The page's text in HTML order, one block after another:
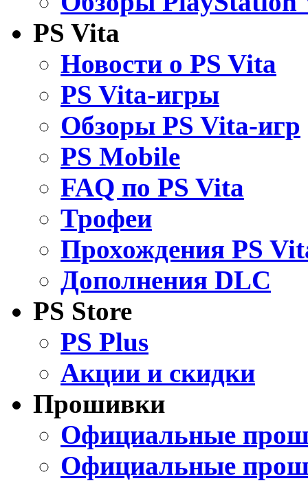
PS Vita
Новости о PS Vita
PS Vita-игры
Обзоры PS Vita-игр
PS Mobile
FAQ по PS Vita
Трофеи
Прохождения PS
Дополнения DLC
PS Store
PS Plus
Акции и скидки
Прошивки
Официальные
Официальные